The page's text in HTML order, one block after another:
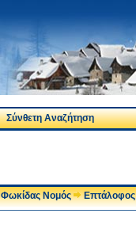
Σύνθετη Αναζήτηση
Φωκίδας Νομός Επτάλοφος